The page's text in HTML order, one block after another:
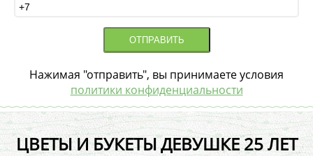
Нажимая "отправить", вы принимаете условия
политики конфиденциальности
ЦВЕТЫ И БУКЕТЫ ДЕВУШКЕ 25 ЛЕТ